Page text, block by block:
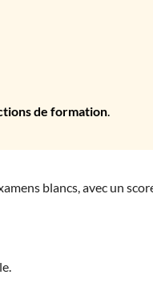
de formation.
blancs, avec un